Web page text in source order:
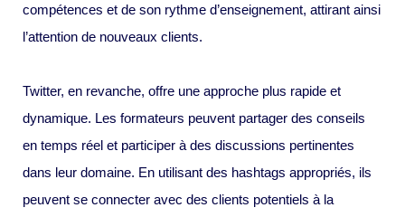
compétences et de son rythme d’enseignement, attirant ainsi
l’attention de nouveaux clients.
Twitter, en revanche, offre une approche plus rapide et
dynamique. Les formateurs peuvent partager des conseils
en temps réel et participer à des discussions pertinentes
dans leur domaine. En utilisant des hashtags appropriés, ils
peuvent se connecter avec des clients potentiels à la